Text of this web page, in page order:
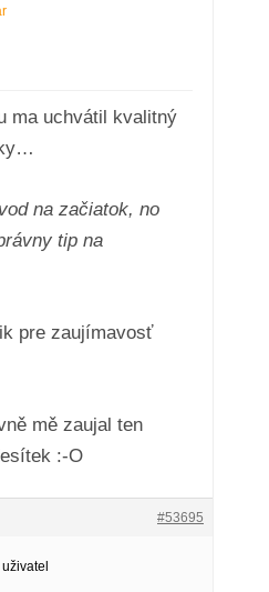
ma uchvátil kvalitný
na začiatok, no
tip na
pre zaujímavosť
mě zaujal ten
:-O
#53695